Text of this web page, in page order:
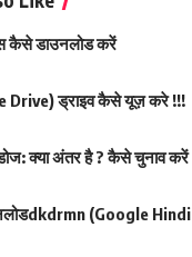
कैसे डाउनलोड करें
Drive) ड्राइव कैसे यूज़ करे !!!
क्या अंतर है ? कैसे चुनाव
(Google